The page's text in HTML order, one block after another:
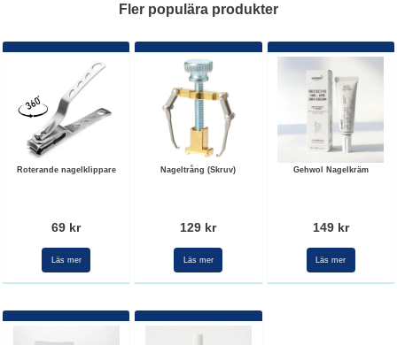
Fler populära produkter
Roterande nagelklippare
69 kr
Läs mer
Nageltrång (Skruv)
129 kr
Läs mer
Gehwol Nagelkräm
149 kr
Läs mer